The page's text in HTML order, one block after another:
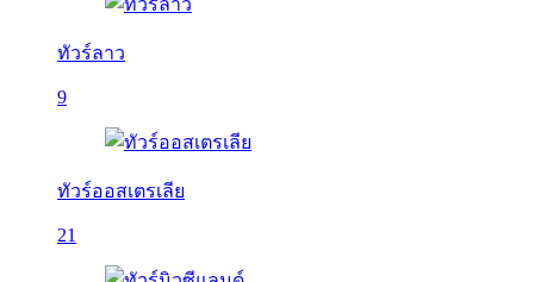
ทัวร์ลาว
9
ทัวร์ออสเตรเลีย
21